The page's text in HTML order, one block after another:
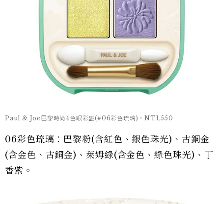
Paul & Joe巴黎時尚4色眼彩盤(#06彩色琉璃)，NT1,550
06彩色琉璃：巴黎粉(含紅色、銀色珠光)、古銅金
(含金色、古銅金)、萊姆綠(含金色、綠色珠光)、丁
香紫。